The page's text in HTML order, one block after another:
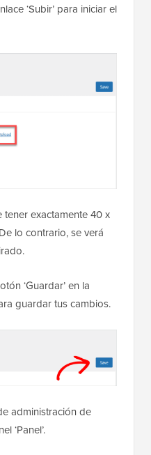
‘Subir’ para iniciar el
exactamente 40 x
lo contrario, se verá
‘Guardar’ en la
guardar tus cambios.
administración de
‘Panel’.